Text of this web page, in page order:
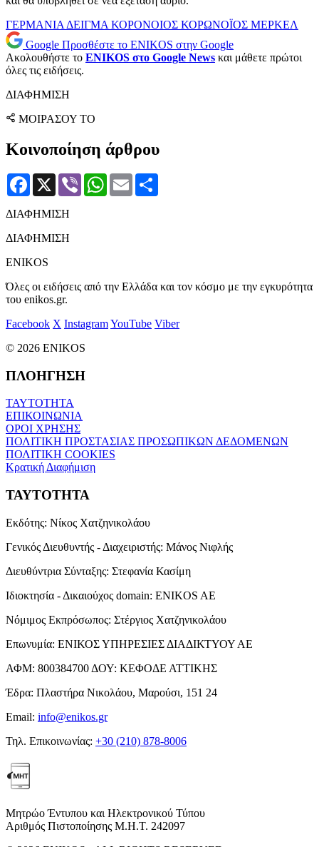
ΓΕΡΜΑΝΙΑ ΔΕΙΓΜΑ ΚΟΡΟΝΟΙΟΣ ΚΟΡΩΝΟΪΟΣ ΜΕΡΚΕΛ
Google Προσθέστε το ENIKOS στην Google
Ακολουθήστε το ENIKOS στο Google News και μάθετε πρώτοι
όλες τις ειδήσεις.
ΔΙΑΦΗΜΙΣΗ
ΜΟΙΡΑΣΟΥ ΤΟ
Κοινοποίηση άρθρου
Facebook
X Viber WhatsApp
Email
ΔΙΑΦΗΜΙΣΗ
ΔΙΑΦΗΜΙΣΗ
ENIKOS
Όλες οι ειδήσεις από την Ελλάδα και τον κόσμο με την εγκυρότητα
του enikos.gr.
Facebook X InstagramYouTube Viber
© 2026 ENIKOS
ΠΛΟΗΓΗΣΗ
ΤΑΥΤΟΤΗΤΑ
ΕΠΙΚΟΙΝΩΝΙΑ
ΟΡΟΙ ΧΡΗΣΗΣ
ΠΟΛΙΤΙΚΗ ΠΡΟΣΤΑΣΙΑΣ ΠΡΟΣΩΠΙΚΩΝ ΔΕΔΟΜΕΝΩΝ
ΠΟΛΙΤΙΚΗ COOKIES
Κρατική Διαφήμιση
ΤΑΥΤΟΤΗΤΑ
Εκδότης: Νίκος Χατζηνικολάου
Γενικός Διευθυντής - Διαχειριστής: Μάνος Νιφλής
Διευθύντρια Σύνταξης: Στεφανία Κασίμη
Ιδιοκτησία - Δικαιούχος domain: ENIKOS AE
Νόμιμος Εκπρόσωπος: Στέργιος Χατζηνικολάου
Επωνυμία: ΕΝΙΚΟΣ ΥΠΗΡΕΣΙΕΣ ΔΙΑΔΙΚΤΥΟΥ ΑΕ
ΑΦΜ: 800384700 ΔΟΥ: ΚΕΦΟΔΕ ΑΤΤΙΚΗΣ
Έδρα: Πλαστήρα Νικολάου, Μαρούσι, 151 24
Email: info@enikos.gr
Τηλ. Επικοινωνίας: +30 (210) 878-8006
Μητρώο Έντυπου και Ηλεκτρονικού Τύπου
Αριθμός Πιστοποίησης Μ.Η.Τ. 242097